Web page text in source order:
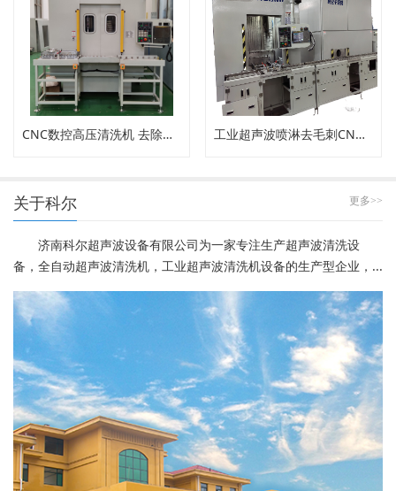
CNC数控高压清洗机 去除内孔工件毛刺 工业超声波喷淋去毛刺CNC高压清洗机
更多>>
关于科尔
济南科尔超声波设备有限公司为一家专注生产超声波清洗设
备，全自动超声波清洗机，工业超声波清洗机设备的生产型企业，...